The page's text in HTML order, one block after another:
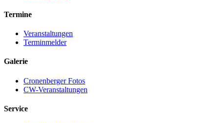
Termine
Veranstaltungen
Terminmelder
Galerie
Cronenberger Fotos
CW-Veranstaltungen
Service